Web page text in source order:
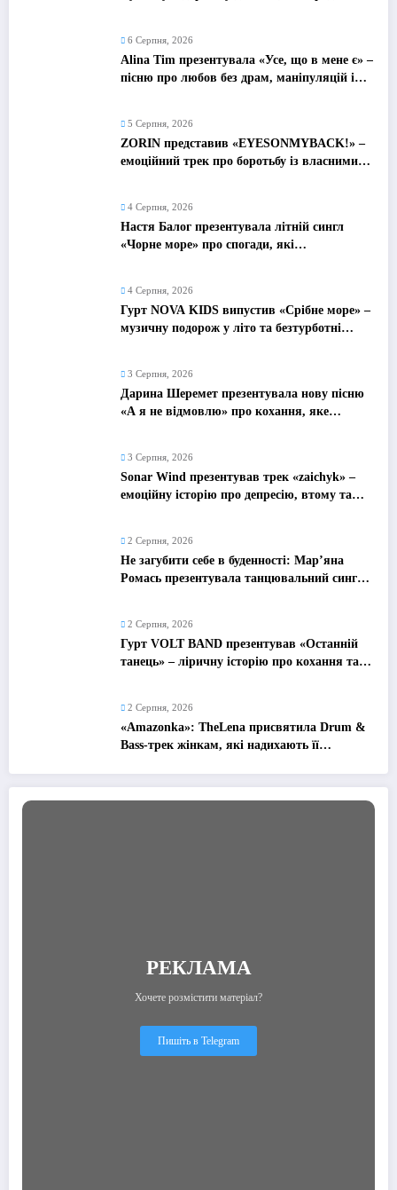
6 Серпня, 2026
Alina Tim презентувала «Усе, що в мене є» –
пісню про любов без драм, маніпуляцій і
5 Серпня, 2026
ZORIN представив «EYESONMYBACK!» –
емоційний трек про боротьбу із власними
4 Серпня, 2026
Настя Балог презентувала літній сингл
«Чорне море» про спогади, які
4 Серпня, 2026
Гурт NOVA KIDS випустив «Срібне море» –
музичну подорож у літо та безтурботні
3 Серпня, 2026
Дарина Шеремет презентувала нову пісню
«А я не відмовлю» про кохання, яке
3 Серпня, 2026
Sonar Wind презентував трек «zaichyk» –
емоційну історію про депресію, втому та
2 Серпня, 2026
Не загубити себе в буденності: Мар’яна
Ромась презентувала танцювальний сингл
2 Серпня, 2026
Гурт VOLT BAND презентував «Останній
танець» – ліричну історію про кохання та
2 Серпня, 2026
«Amazonka»: TheLena присвятила Drum &
Bass-трек жінкам, які надихають її
РЕКЛАМА
Хочете розмістити матеріал?
Пишіть в Telegram